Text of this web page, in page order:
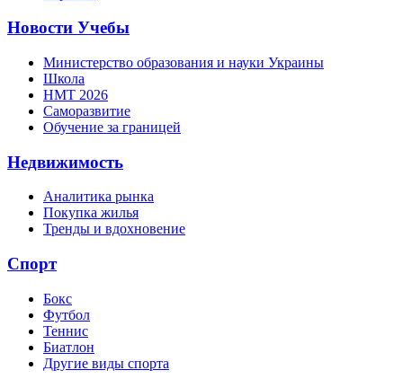
Новости Учебы
Министерство образования и науки Украины
Школа
НМТ 2026
Саморазвитие
Обучение за границей
Недвижимость
Аналитика рынка
Покупка жилья
Тренды и вдохновение
Спорт
Бокс
Футбол
Теннис
Биатлон
Другие виды спорта